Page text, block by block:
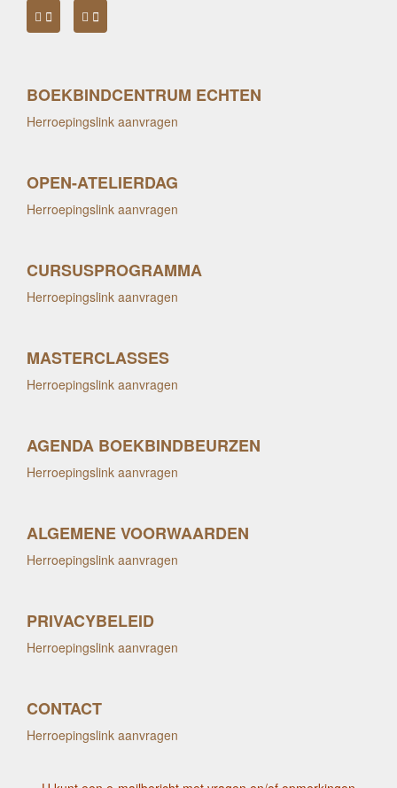
BOEKBINDCENTRUM ECHTEN
Herroepingslink aanvragen
OPEN-ATELIERDAG
Herroepingslink aanvragen
CURSUSPROGRAMMA
Herroepingslink aanvragen
MASTERCLASSES
Herroepingslink aanvragen
AGENDA BOEKBINDBEURZEN
Herroepingslink aanvragen
ALGEMENE VOORWAARDEN
Herroepingslink aanvragen
PRIVACYBELEID
Herroepingslink aanvragen
CONTACT
Herroepingslink aanvragen